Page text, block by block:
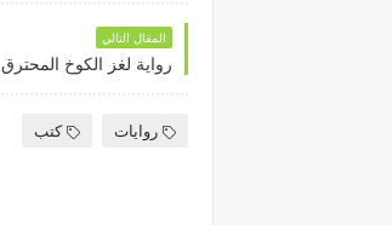
المقال التالي
رواية لغز الكوخ المحترق
روايات كتب